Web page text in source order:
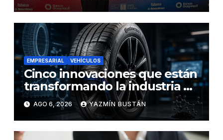
EMPRESARIAL VEHÍCULOS
Cinco innovaciones que están
transformando la industria de
los neumáticos y redefinen el
futuro de la movilidad
AGO 6, 2026 YAZMÍN BUSTÁN